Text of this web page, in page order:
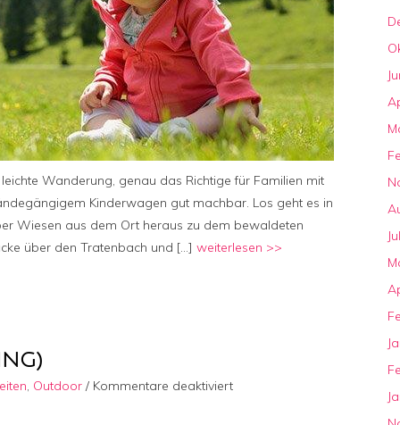
Wanderung, genau das Richtige für Familien mit
Kinderwagen gut machbar. Los geht es in
Wiesen aus dem Ort heraus zu dem bewaldeten
über den Tratenbach und […] weiterlesen >>
, Outdoor / Kommentare deaktiviertfür